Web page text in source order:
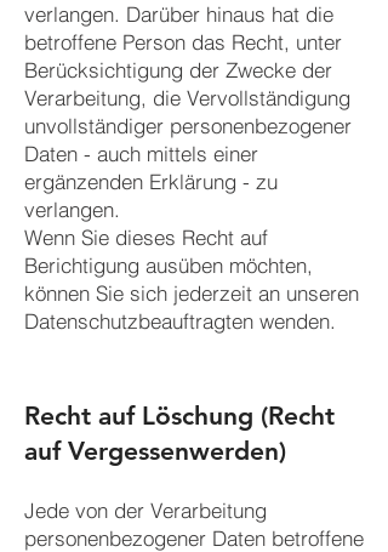
verlangen. Darüber hinaus hat die
betroffene Person das Recht, unter
Berücksichtigung der Zwecke der
Verarbeitung, die Vervollständigung
unvollständiger personenbezogener
Daten - auch mittels einer
ergänzenden Erklärung - zu
verlangen.
Wenn Sie dieses Recht auf
Berichtigung ausüben möchten,
können Sie sich jederzeit an unseren
Datenschutzbeauftragten wenden.
Recht auf Löschung (Recht
auf Vergessenwerden)
Jede von der Verarbeitung
personenbezogener Daten betroffene